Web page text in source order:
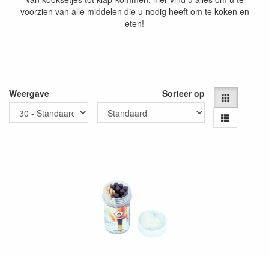
voorzien van alle middelen die u nodig heeft om te koken en
eten!
Weergave Sorteer op